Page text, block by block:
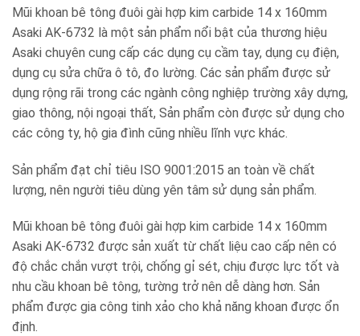
Mũi khoan bê tông đuôi gài hợp kim carbide 14 x 160mm
Asaki AK-6732 là một sản phẩm nổi bật của thương hiệu
Asaki chuyên cung cấp các dụng cụ cầm tay, dụng cụ điện,
dụng cụ sửa chữa ô tô, đo lường. Các sản phẩm được sử
dụng rộng rãi trong các ngành công nghiệp trường xây dựng,
giao thông, nội ngoại thất, Sản phẩm còn được sử dụng cho
các công ty, hộ gia đình cũng nhiều lĩnh vực khác.
Sản phẩm đạt chỉ tiêu ISO 9001:2015 an toàn về chất
lượng, nên người tiêu dùng yên tâm sử dụng sản phẩm.
Mũi khoan bê tông đuôi gài hợp kim carbide 14 x 160mm
Asaki AK-6732 được sản xuất từ chất liệu cao cấp nên có
độ chắc chắn vượt trội, chống gỉ sét, chịu được lực tốt và
nhu cầu khoan bê tông, tường trở nên dễ dàng hơn. Sản
phẩm được gia công tinh xảo cho khả năng khoan được ổn
định.